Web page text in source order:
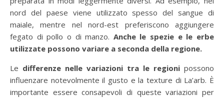
nord del paese viene utilizzato spesso del sangue di
maiale, mentre nel nord-est preferiscono aggiungere
fegato di pollo o di manzo. Anche le spezie e le erbe
utilizzate possono variare a seconda della regione.
Le differenze nelle variazioni tra le regioni possono
influenzare notevolmente il gusto e la texture di La’arb. È
importante essere consapevoli di queste variazioni per